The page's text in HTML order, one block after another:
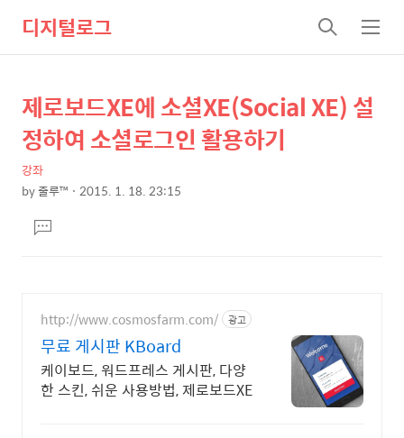
디지털로그
검
색
메
뉴
상
세
컨
텐
본
문
제
목
제로보드XE에 소셜XE(Social XE) 설
정하여 소셜로그인 활용하기
강좌
by줄루™ 2015. 1. 18. 23:15
문댓
글
http://www.cosmosfarm.com/ 광고
무료 게시판 KBoard
케이보드, 워드프레스 게시판, 다양
한 스킨, 쉬운 사용방법, 제로보드XE